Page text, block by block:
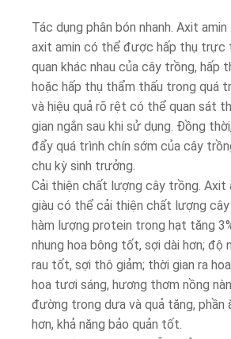
Tác dụng phân bón nhanh. Axit
axit amin có thể được hấp thụ trực
quan khác nhau của cây trồng, hấp
hoặc hấp thụ thẩm thấu trong quá
và hiệu quả rõ rệt có thể quan sát
gian ngắn sau khi sử dụng. Đồng
đẩy quá trình chín sớm của cây
chu kỳ sinh trưởng.
Cải thiện chất lượng cây trồng. Axit
giàu có thể cải thiện chất lượng cây
hàm lượng protein trong hạt tăng
nhung hoa bông tốt, sợi dài hơn; độ
rau tốt, sợi thô giảm; thời gian ra
hoa tươi sáng, hương thơm nồng
đường trong dưa và quả tăng, phần
hơn, khả năng bảo quản tốt.